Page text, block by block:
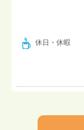
休日・休暇